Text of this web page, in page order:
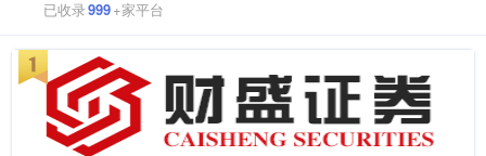
已收录999+家平台